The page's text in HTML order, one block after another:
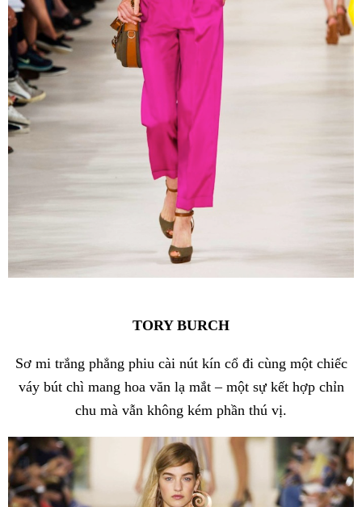
TORY BURCH
Sơ mi trắng phẳng phiu cài nút kín cổ đi cùng một chiếc
váy bút chì mang hoa văn lạ mắt – một sự kết hợp chỉn
chu mà vẫn không kém phần thú vị.